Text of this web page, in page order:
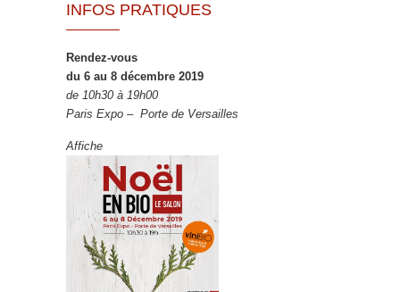
INFOS PRATIQUES
Rendez-vous
du 6 au 8 décembre 2019
de 10h30 à 19h00
Paris Expo – Porte de Versailles
Affiche